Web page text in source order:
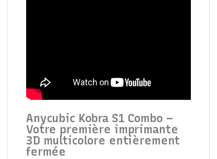
Anycubic Kobra S1 Combo –
Votre première imprimante
3D multicolore entièrement
fermée